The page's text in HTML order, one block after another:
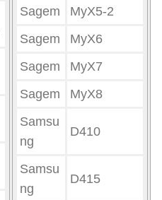
Sagem
MyX5-2
Sagem
MyX6
Sagem
MyX7
Sagem
MyX8
Samsu
ng
D410
Samsu
ng
D415